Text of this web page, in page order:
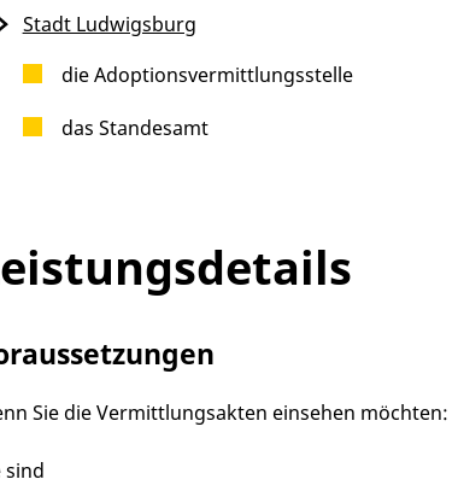
die Adoptionsvermittlungsstelle
das Standesamt
Stadt Ludwigsburg
Sie die Vermittlungsakten einsehen möchten:
sind